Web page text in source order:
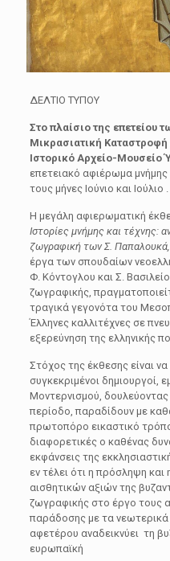
ΔΕΛΤΙΟ ΤΥΠΟΥ
Στο πλαίσιο της επετείου
Μικρασιατική Καταστροφή
Ιστορικό Αρχείο-Μουσείο
επετειακό αφιέρωμα
τους μήνες Ιούνιο και Ιούλιο .
Η μεγάλη αφιερωματική
Ιστορίες μνήμης και τέχνης:
ζωγραφική των Σ. Παπαλουκά,
έργα των σπουδαίων
Φ. Κόντογλου και Σ.
ζωγραφικής,
τραγικά γεγονότα του
Έλληνες καλλιτέχνες σε
εξερεύνηση της ελληνικής
Στόχος της έκθεσης είναι να
συγκεκριμένοι δημιουργοί,
Μοντερνισμού, δουλεύοντας
περίοδο, παραδίδουν με
πρωτοπόρο εικαστικό
διαφορετικές ο καθένας
εκφάνσεις της
εν τέλει ότι η πρόσληψη
αισθητικών αξιών της
ζωγραφικής στο έργο τους
παράδοσης με τα νεωτερικά
αφετέρου αναδεικνύει τη
ευρωπαϊκή